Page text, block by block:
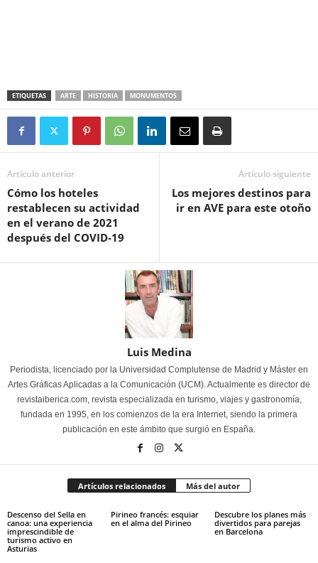
ETIQUETAS ARTE HISTORIA MONUMENTOS
Artículo anterior
Cómo los hoteles
restablecen su actividad
en el verano de 2021
después del COVID-19
Artículo siguiente
Los mejores destinos para
ir en AVE para este otoño
Luis Medina
Periodista, licenciado por la Universidad Complutense de Madrid y Máster en
Artes Gráficas Aplicadas a la Comunicación (UCM). Actualmente es director de
revistaiberica.com, revista especializada en turismo, viajes y gastronomía,
fundada en 1995, en los comienzos de la era Internet, siendo la primera
publicación en este ámbito que surgió en España.
Artículos relacionados Más del autor
Descenso del Sella en
canoa: una experiencia
imprescindible de
turismo activo en
Asturias
Pirineo francés: esquiar
en el alma del Pirineo
Descubre los planes más
divertidos para parejas
en Barcelona